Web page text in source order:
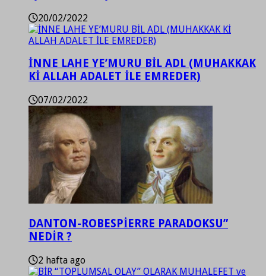
20/02/2022
İNNE LAHE YE’MURU BİL ADL (MUHAKKAK
Kİ ALLAH ADALET İLE EMREDER)
07/02/2022
DANTON-ROBESPİERRE PARADOKSU”
NEDİR ?
2 hafta ago